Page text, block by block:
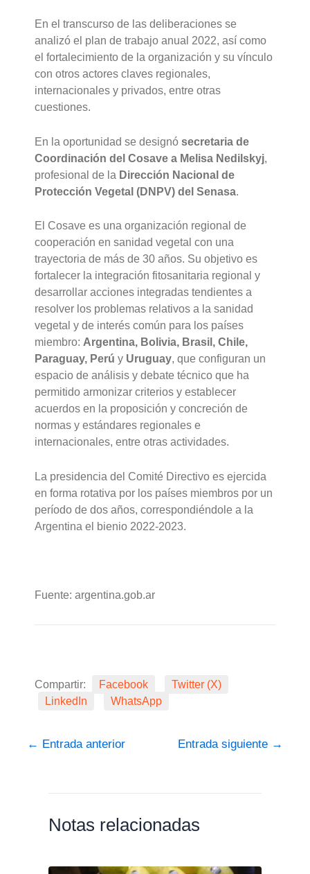
En el transcurso de las deliberaciones se
analizó el plan de trabajo anual 2022, así como
el fortalecimiento de la organización y su vínculo
con otros actores claves regionales,
internacionales y privados, entre otras
cuestiones.
En la oportunidad se designósecretaria de
Coordinación del Cosave a Melisa Nedilskyj,
profesional de la Dirección Nacional de
Protección Vegetal (DNPV) del Senasa.
El Cosave es una organización regional de
cooperación en sanidad vegetal con una
trayectoria de más de 30 años. Su objetivo es
fortalecer la integración fitosanitaria regional y
desarrollar acciones integradas tendientes a
resolver los problemas relativos a la sanidad
vegetal y de interés común para los países
miembro: Argentina, Bolivia, Brasil, Chile,
Paraguay, Perú y Uruguay, que configuran un
espacio de análisis y debate técnico que ha
permitido armonizar criterios y establecer
acuerdos en la proposición y concreción de
normas y estándares regionales e
internacionales, entre otras actividades.
La presidencia del Comité Directivo es ejercida
en forma rotativa por los países miembros por un
período de dos años, correspondiéndole a la
Argentina el bienio 2022-2023.
Fuente: argentina.gob.ar
Compartir: Facebook
Twitter (X)
LinkedIn
WhatsApp
← Entrada anterior Entrada siguiente →
Notas relacionadas